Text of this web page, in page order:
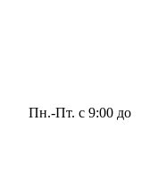
Пн.-Пт. с 9:00 до